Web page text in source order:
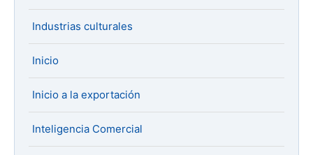
Industrias culturales
Inicio
Inicio a la exportación
Inteligencia Comercial